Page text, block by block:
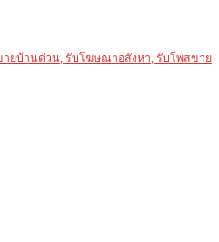
ยบ้านด่วน, รับโฆษณาอสังหา, รับโพสขาย